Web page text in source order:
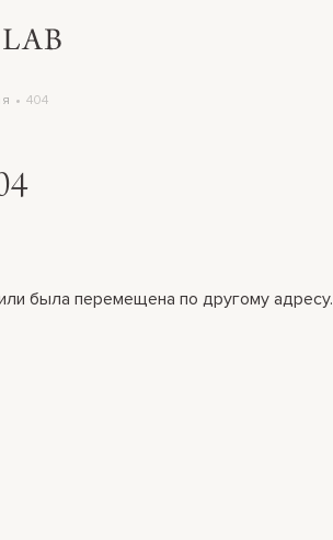
404
была перемещена по другому адресу.